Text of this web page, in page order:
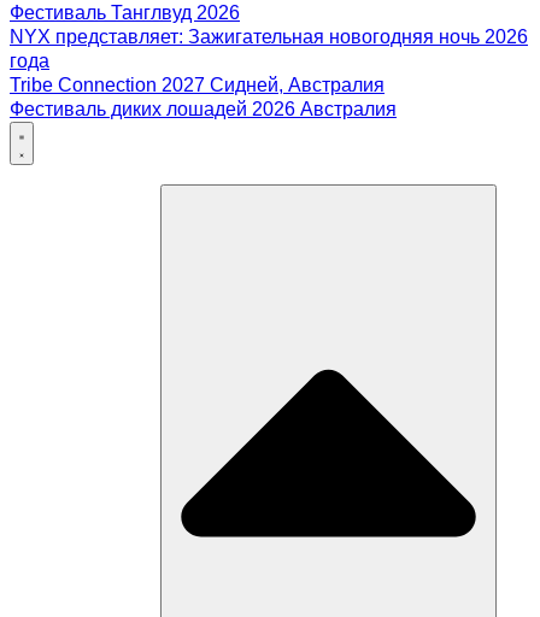
Фестиваль Танглвуд 2026
NYX представляет: Зажигательная новогодняя ночь 2026
года
Tribe Connection 2027 Сидней, Австралия
Фестиваль диких лошадей 2026 Австралия